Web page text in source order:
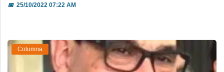
📅25/10/2022 07:22 AM
Columna